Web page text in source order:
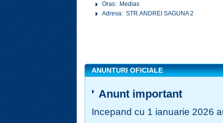
Oras: Medias
Adresa: STR.ANDREI SAGUNA 2
ANUNTURI OFICIALE
Anunt important
Incepand cu 1 ianuarie 2026